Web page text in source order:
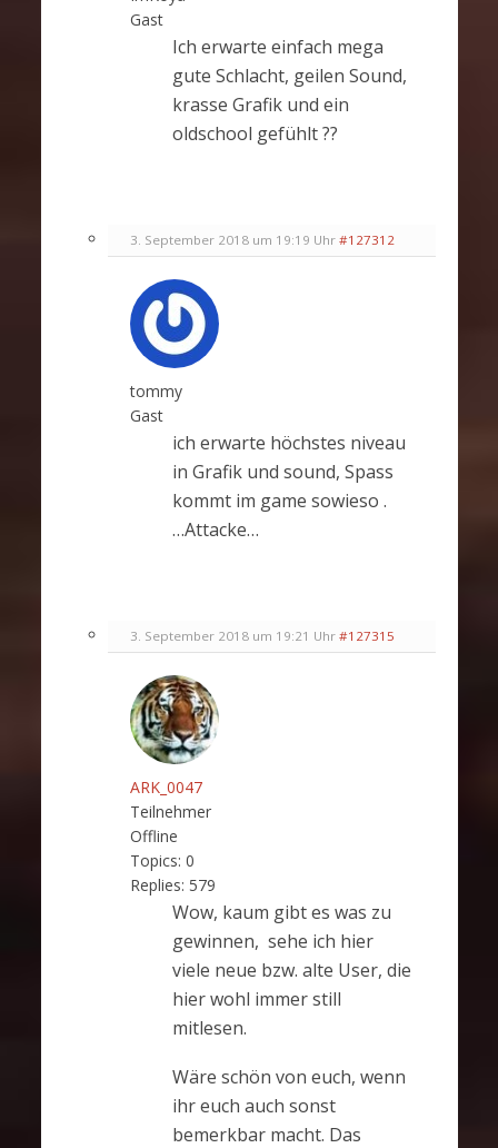
Gast
Ich erwarte einfach mega
gute Schlacht, geilen Sound,
krasse Grafik und ein
oldschool gefühlt ??
3. September 2018 um 19:19 Uhr #127312
tommy
Gast
ich erwarte höchstes niveau
in Grafik und sound, Spass
kommt im game sowieso .
…Attacke…
3. September 2018 um 19:21 Uhr #127315
ARK_0047
Teilnehmer
Offline
Topics: 0
Replies: 579
Wow, kaum gibt es was zu
gewinnen, sehe ich hier
viele neue bzw. alte User, die
hier wohl immer still
mitlesen.
Wäre schön von euch, wenn
ihr euch auch sonst
bemerkbar macht. Das